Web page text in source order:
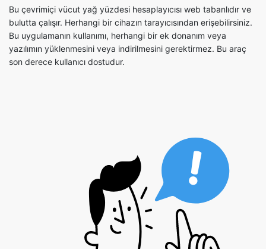
Bu çevrimiçi vücut yağ yüzdesi hesaplayıcısı web tabanlıdır ve
bulutta çalışır. Herhangi bir cihazın tarayıcısından erişebilirsiniz.
Bu uygulamanın kullanımı, herhangi bir ek donanım veya
yazılımın yüklenmesini veya indirilmesini gerektirmez. Bu araç
son derece kullanıcı dostudur.